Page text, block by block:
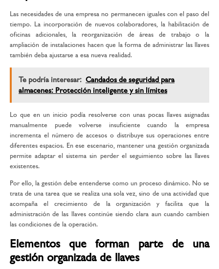
Las necesidades de una empresa no permanecen iguales con el paso del
tiempo. La incorporación de nuevos colaboradores, la habilitación de
oficinas adicionales, la reorganización de áreas de trabajo o la
ampliación de instalaciones hacen que la forma de administrar las llaves
también deba ajustarse a esa nueva realidad.
Te podría interesar: Candados de seguridad para
almacenes: Protección inteligente y sin límites
Lo que en un inicio podía resolverse con unas pocas llaves asignadas
manualmente puede volverse insuficiente cuando la empresa
incrementa el número de accesos o distribuye sus operaciones entre
diferentes espacios. En ese escenario, mantener una gestión organizada
permite adaptar el sistema sin perder el seguimiento sobre las llaves
existentes.
Por ello, la gestión debe entenderse como un proceso dinámico. No se
trata de una tarea que se realiza una sola vez, sino de una actividad que
acompaña el crecimiento de la organización y facilita que la
administración de las llaves continúe siendo clara aun cuando cambien
las condiciones de la operación.
Elementos que forman parte de una
gestión organizada de llaves